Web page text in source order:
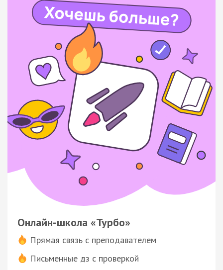
Онлайн-школа «Турбо»
Прямая связь с преподавателем
Письменные дз с проверкой